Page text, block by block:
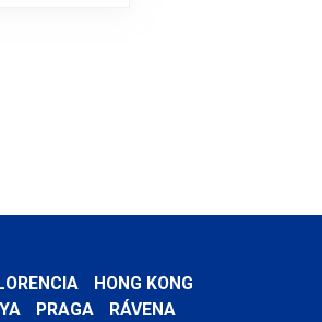
HONG KONG
PRAGA RÁVENA